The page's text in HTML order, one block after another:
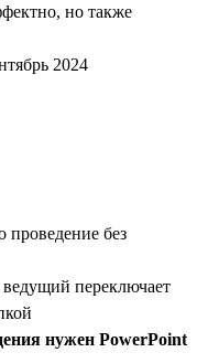
но также
2024
проведение без
переключает
нужен PowerPoint